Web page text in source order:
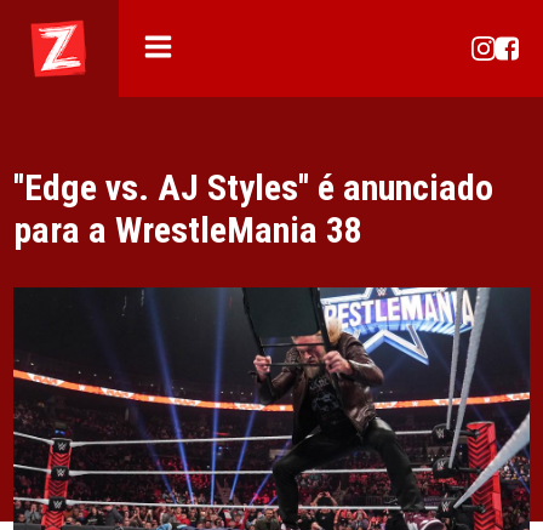
''Edge vs. AJ Styles'' é anunciado
para a WrestleMania 38